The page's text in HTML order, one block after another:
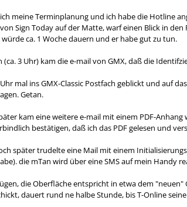
meine Terminplanung und ich habe die Hotline
Sign Today auf der Matte, warf einen Blick in
ca. 1 Woche dauern und er habe gut zu tun.
(ca. 3 Uhr) kam die e-mail von GMX, daß die
mal ins GMX-Classic Postfach geblickt und auf
Getan.
kam eine weitere e-mail mit einem PDF-
bestätigen, daß ich das PDF gelesen und
später trudelte eine Mail mit einem
die mTan wird über eine SMS auf mein Handy
die Oberfläche entspricht in etwa dem
dauert rund ne halbe Stunde, bis T-Online